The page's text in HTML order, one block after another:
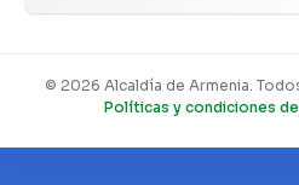
© 2026 Alcaldía de Armenia.
Políticas y condiciones